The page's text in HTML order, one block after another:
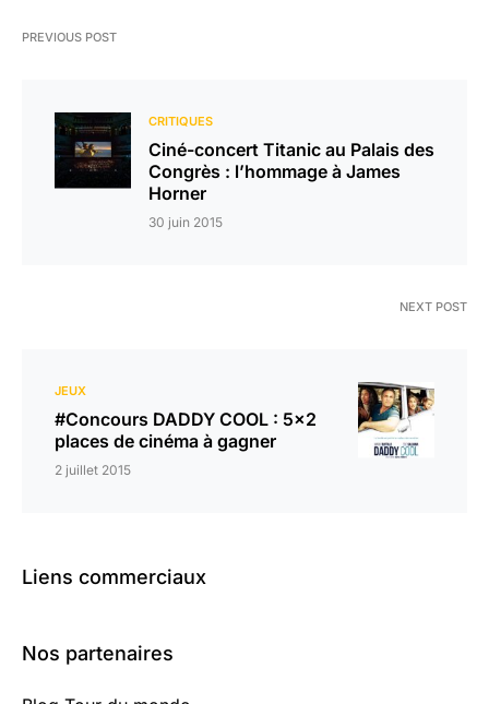
PREVIOUS POST
CRITIQUES
Ciné-concert Titanic au Palais des
Congrès : l’hommage à James
Horner
30 juin 2015
NEXT POST
JEUX
#Concours DADDY COOL : 5×2
places de cinéma à gagner
2 juillet 2015
Liens commerciaux
Nos partenaires